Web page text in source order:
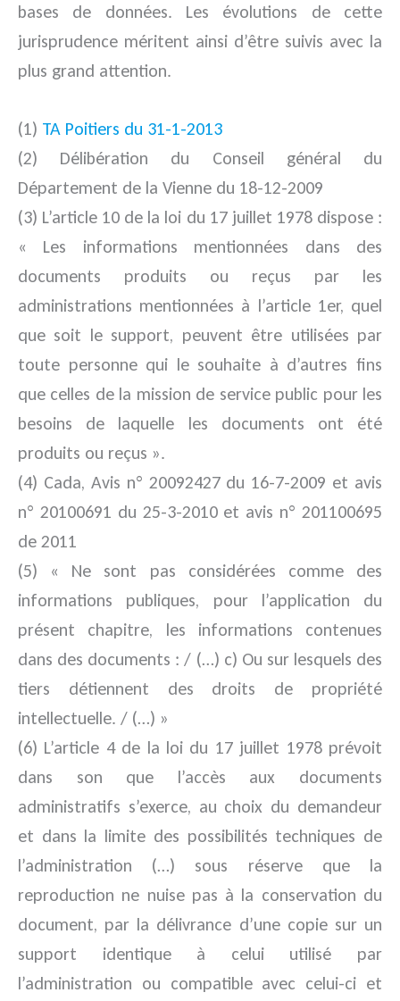
bases de données. Les évolutions de cette
jurisprudence méritent ainsi d’être suivis avec la
plus grand attention.
(1) TA Poitiers du 31-1-2013
(2) Délibération du Conseil général du
Département de la Vienne du 18-12-2009
(3) L’article 10 de la loi du 17 juillet 1978 dispose :
« Les informations mentionnées dans des
documents produits ou reçus par les
administrations mentionnées à l’article 1er, quel
que soit le support, peuvent être utilisées par
toute personne qui le souhaite à d’autres fins
que celles de la mission de service public pour les
besoins de laquelle les documents ont été
produits ou reçus ».
(4) Cada, Avis n° 20092427 du 16-7-2009 et avis
n° 20100691 du 25-3-2010 et avis n° 201100695
de 2011
(5) « Ne sont pas considérées comme des
informations publiques, pour l’application du
présent chapitre, les informations contenues
dans des documents : / (…) c) Ou sur lesquels des
tiers détiennent des droits de propriété
intellectuelle. / (…) »
(6) L’article 4 de la loi du 17 juillet 1978 prévoit
dans son que l’accès aux documents
administratifs s’exerce, au choix du demandeur
et dans la limite des possibilités techniques de
l’administration (…) sous réserve que la
reproduction ne nuise pas à la conservation du
document, par la délivrance d’une copie sur un
support identique à celui utilisé par
l’administration ou compatible avec celui-ci et